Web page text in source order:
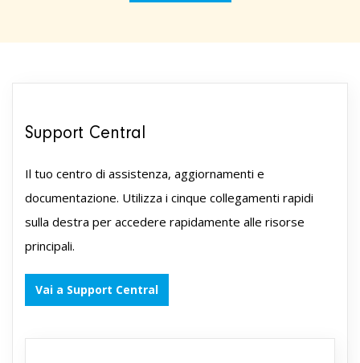
Support Central
Il tuo centro di assistenza, aggiornamenti e
documentazione. Utilizza i cinque collegamenti rapidi
sulla destra per accedere rapidamente alle risorse
principali.
Vai a Support Central